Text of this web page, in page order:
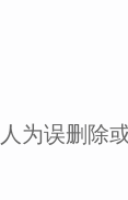
为误删除